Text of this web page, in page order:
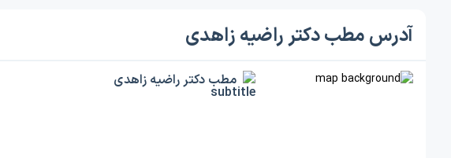
آدرس مطب دکتر راضیه زاهدی
مطب دکتر راضیه زاهدی